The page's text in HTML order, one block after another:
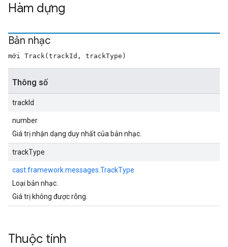
Hàm dựng
Bản nhạc
mới Track(trackId, trackType)
Thông số
trackId
number
Giá trị nhận dạng duy nhất của bản nhạc.
trackType
cast.framework.messages.TrackType
Loại bản nhạc.
Giá trị không được rỗng.
Thuộc tính